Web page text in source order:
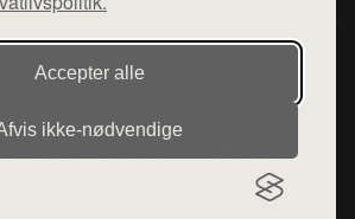
Accepter alle
ikke‑nødvendige
af want.dk, der udgiver en række
af forskellige produkter fra
sælges ikke varer fra denne side - vi
som sælger varen. Vi har heller ikke